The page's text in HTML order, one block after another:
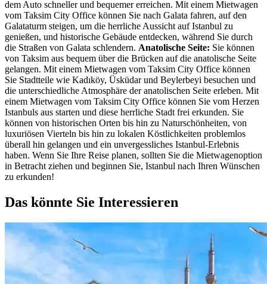
dem Auto schneller und bequemer erreichen. Mit einem Mietwagen
vom Taksim City Office können Sie nach Galata fahren, auf den
Galataturm steigen, um die herrliche Aussicht auf Istanbul zu
genießen, und historische Gebäude entdecken, während Sie durch
die Straßen von Galata schlendern. Anatolische Seite: Sie können
von Taksim aus bequem über die Brücken auf die anatolische Seite
gelangen. Mit einem Mietwagen vom Taksim City Office können
Sie Stadtteile wie Kadıköy, Üsküdar und Beylerbeyi besuchen und
die unterschiedliche Atmosphäre der anatolischen Seite erleben. Mit
einem Mietwagen vom Taksim City Office können Sie vom Herzen
Istanbuls aus starten und diese herrliche Stadt frei erkunden. Sie
können von historischen Orten bis hin zu Naturschönheiten, von
luxuriösen Vierteln bis hin zu lokalen Köstlichkeiten problemlos
überall hin gelangen und ein unvergessliches Istanbul-Erlebnis
haben. Wenn Sie Ihre Reise planen, sollten Sie die Mietwagenoption
in Betracht ziehen und beginnen Sie, Istanbul nach Ihren Wünschen
zu erkunden!
Das könnte Sie Interessieren